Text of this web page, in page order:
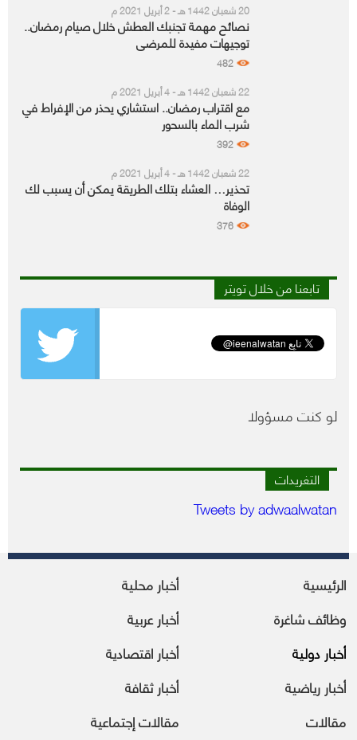
20 شعبان 1442 هـ - 2 أبريل 2021 م
نصائح مهمة تجنبك العطش خلال صيام رمضان..
توجيهات مفيدة للمرضى
482
22 شعبان 1442 هـ - 4 أبريل 2021 م
مع اقتراب رمضان.. استشاري يحذر من الإفراط في
شرب الماء بالسحور
392
22 شعبان 1442 هـ - 4 أبريل 2021 م
تحذير… العشاء بتلك الطريقة يمكن أن يسبب لك
الوفاة
376
تابعنا من خلال تويتر
لو كنت مسؤولا
التغريدات
Tweets by adwaalwatan
الرئيسية
أخبار محلية
وظائف شاغرة
أخبار عربية
أخبار دولية
أخبار اقتصادية
أخبار رياضية
أخبار ثقافة
مقالات
مقالات إجتماعية